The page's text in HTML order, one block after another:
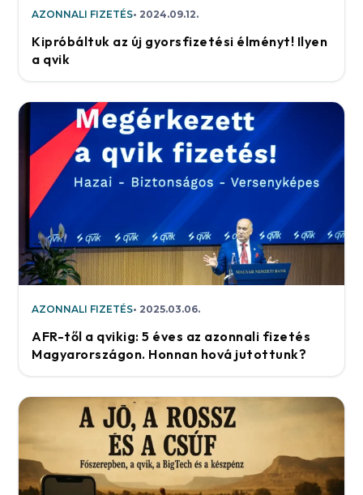
AZONNALI FIZETÉS 2024.09.12.
Kipróbáltuk az új gyorsfizetési élményt! Ilyen
a qvik
AZONNALI FIZETÉS 2025.03.06.
AFR-től a qvikig: 5 éves az azonnali fizetés
Magyarországon. Honnan hová jutottunk?